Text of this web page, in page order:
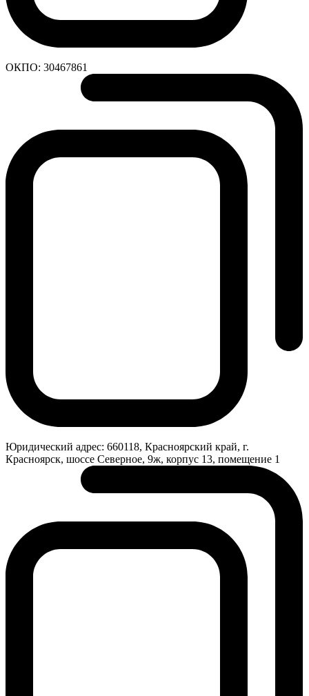
ОКПО: 30467861
Юридический адрес: 660118, Красноярский край, г.
Красноярск, шоссе Северное, 9ж, корпус 13, помещение 1